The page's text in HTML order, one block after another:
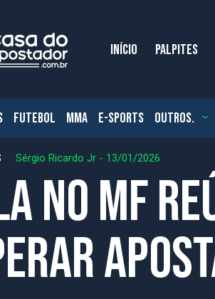
INÍCIO PALPITES
FUTEBOL MMA E-SPORTS OUTROS.
Sérgio Ricardo Jr - 13/01/2026
no MF